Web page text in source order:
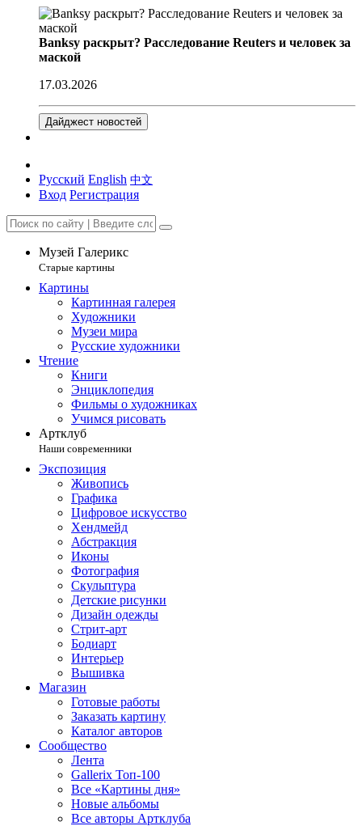
Banksy раскрыт? Расследование Reuters и человек за
маской
17.03.2026
Дайджест новостей
Русский English 中文
Вход Регистрация
Музей Галерикс
Старые картины
Картины
Картинная галерея
Художники
Музеи мира
Русские художники
Чтение
Книги
Энциклопедия
Фильмы о художниках
Учимся рисовать
Артклуб
Наши современники
Экспозиция
Живопись
Графика
Цифровое искусство
Хендмейд
Абстракция
Иконы
Фотография
Скульптура
Детские рисунки
Дизайн одежды
Стрит-арт
Бодиарт
Интерьер
Вышивка
Магазин
Готовые работы
Заказать картину
Каталог авторов
Сообщество
Лента
Gallerix Топ-100
Все «Картины дня»
Новые альбомы
Все авторы Артклуба